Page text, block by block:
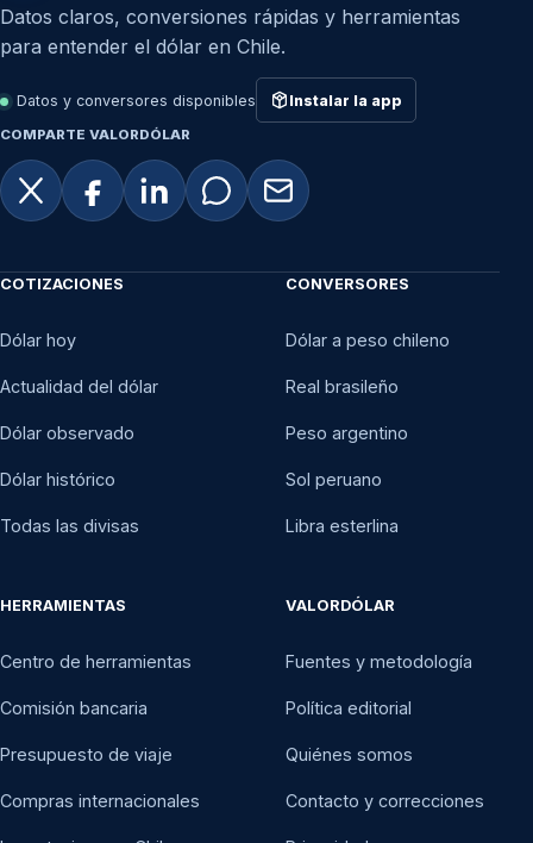
Datos claros, conversiones rápidas y herramientas
para entender el dólar en Chile.
Datos y conversores disponibles Instalar la app
COMPARTE VALORDÓLAR
COTIZACIONES
Dólar hoy
Actualidad del dólar
Dólar observado
Dólar histórico
Todas las divisas
CONVERSORES
Dólar a peso chileno
Real brasileño
Peso argentino
Sol peruano
Libra esterlina
HERRAMIENTAS
Centro de herramientas
Comisión bancaria
Presupuesto de viaje
Compras internacionales
VALORDÓLAR
Fuentes y metodología
Política editorial
Quiénes somos
Contacto y correcciones